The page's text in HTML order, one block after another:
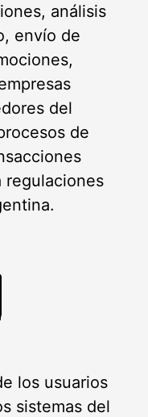
análisis
envío de
del
de
regulaciones
los usuarios
sistemas del